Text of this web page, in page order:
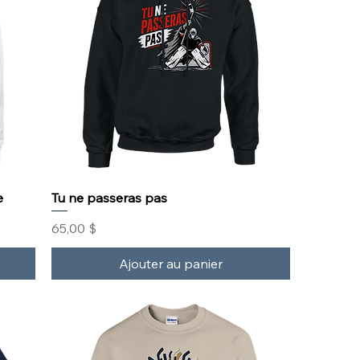
Tu ne passeras pas
Prix
65,00 $
Ajouter au panier